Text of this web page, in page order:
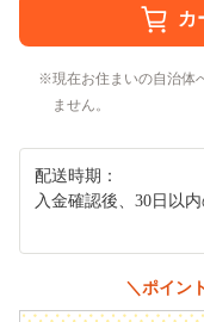
現在お住まいの自治体
ません。
配送時期：
入金確認後、30日以
＼ポイン